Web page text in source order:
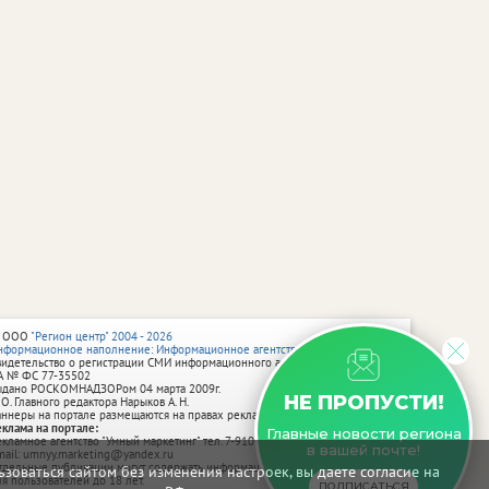
сайтом без изменения настроек, вы даете согласие на
НЕ ПРОПУСТИ!
Главные новости региона
в вашей почте!
"Регион центр" 2004 - 2026
наполнение: Информационное агентство vRossii.ru
о регистрации СМИ информационного агентства vRossii.ru
№ ФС 77‑35502
РОСКОМНАДЗОРом 04 марта 2009г.
Главного редактора Нарыков А. Н.
на портале размещаются на правах рекламы.
на портале:
агентство "Умный маркетинг" тел. 7-910-267-70-40,
umnyy.marketing@yandex.ru
публикации могут содержать информацию, не предназначенную
пользователей до 18 лет.